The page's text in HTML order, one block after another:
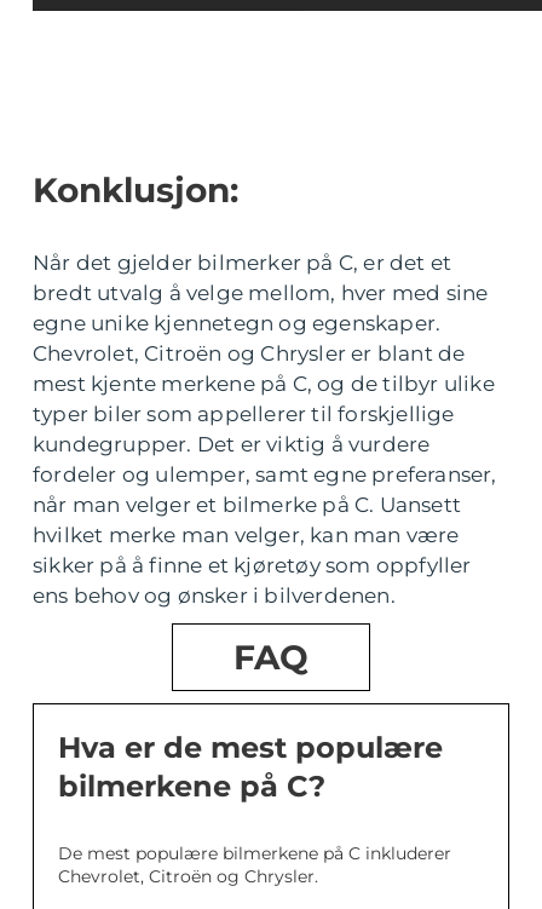
Konklusjon:
Når det gjelder bilmerker på C, er det et
bredt utvalg å velge mellom, hver med sine
egne unike kjennetegn og egenskaper.
Chevrolet, Citroën og Chrysler er blant de
mest kjente merkene på C, og de tilbyr ulike
typer biler som appellerer til forskjellige
kundegrupper. Det er viktig å vurdere
fordeler og ulemper, samt egne preferanser,
når man velger et bilmerke på C. Uansett
hvilket merke man velger, kan man være
sikker på å finne et kjøretøy som oppfyller
ens behov og ønsker i bilverdenen.
FAQ
Hva er de mest populære
bilmerkene på C?
De mest populære bilmerkene på C inkluderer
Chevrolet, Citroën og Chrysler.